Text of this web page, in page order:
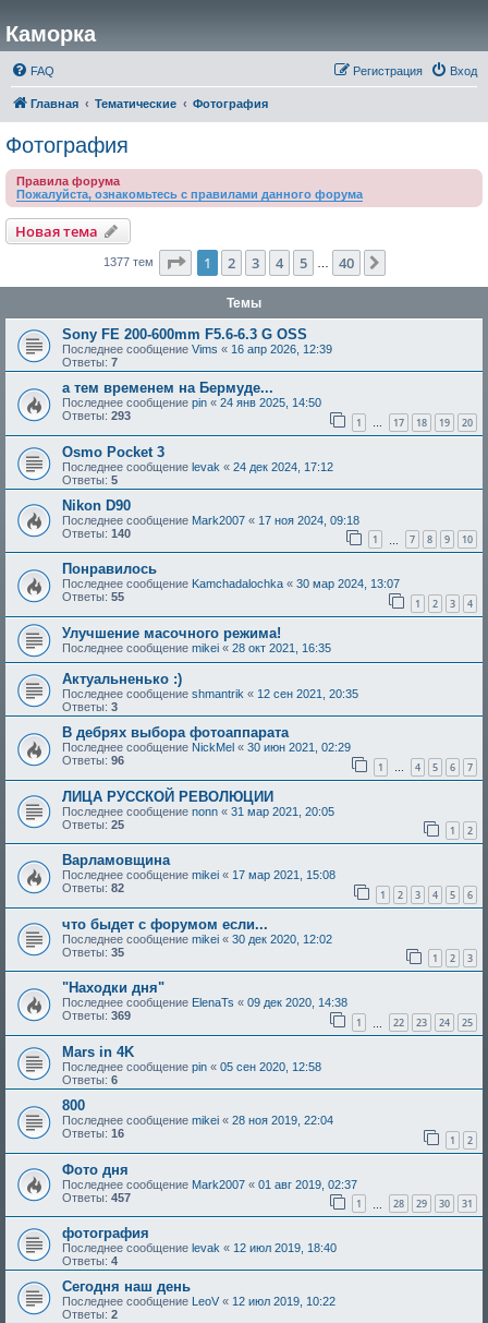
Каморка
FAQ Вход
Регистрация
Главная Тематические Фотография
Фотография
Правила форума
Пожалуйста, ознакомьтесь с правилами данного форума
Новая тема
1377 тем Страница из 40
1 2 3 4 5 40
Темы
Sony FE 200-600mm F5.6-6.3 G OSS
Последнее сообщение Vims « 16 апр 2026, 12:39
Ответы: 7
а тем временем на Бермуде...
Последнее сообщение pin « 24 янв 2025, 14:50
Ответы: 293 1 … 17 18 19 20
Osmo Pocket 3
Последнее сообщение levak « 24 дек 2024, 17:12
Ответы: 5
Nikon D90
Последнее сообщение Mark2007 « 17 ноя 2024, 09:18
Ответы: 140 1 7 8 9 10
Понравилось
Последнее сообщение Kamchadalochka « 30 мар 2024, 13:07
Ответы: 55 1 2 3 4
Улучшение масочного режима!
Последнее сообщение mikei « 28 окт 2021, 16:35
Актуальненько :)
Последнее сообщение shmantrik « 12 сен 2021, 20:35
Ответы: 3
В дебрях выбора фотоаппарата
Последнее сообщение NickMel « 30 июн 2021, 02:29
Ответы: 96 1 … 4 5 6 7
ЛИЦА РУССКОЙ РЕВОЛЮЦИИ
Последнее сообщение nonn « 31 мар 2021, 20:05
Ответы: 25 1 2
Варламовщина
Последнее сообщение mikei « 17 мар 2021, 15:08
Ответы: 82 1 2 3 4 5 6
что быдет с форумом если...
Последнее сообщение mikei « 30 дек 2020, 12:02
Ответы: 35 1 2 3
"Находки дня"
Последнее сообщение ElenaTs « 09 дек 2020, 14:38
Ответы: 369 1 22 23 24 25
Mars in 4K
Последнее сообщение pin « 05 сен 2020, 12:58
Ответы: 6
800
Последнее сообщение mikei « 28 ноя 2019, 22:04
Ответы: 16 1 2
Фото дня
Последнее сообщение Mark2007 « 01 авг 2019, 02:37
Ответы: 457 1 28 29 30 31
фотография
Последнее сообщение levak « 12 июл 2019, 18:40
Ответы: 4
Сегодня наш день
Последнее сообщение LeoV « 12 июл 2019, 10:22
Ответы: 2